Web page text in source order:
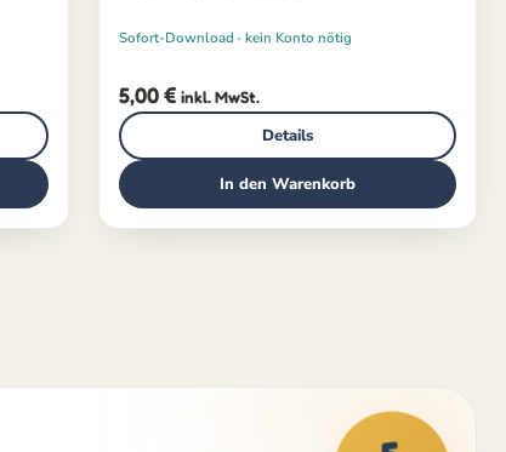
Sofort-Download · kein Konto nötig
5,00€ inkl. MwSt.
Details
In den Warenkorb